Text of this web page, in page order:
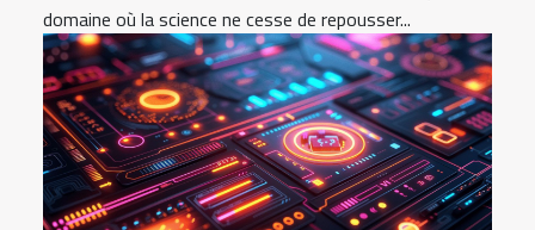
domaine où la science ne cesse de repousser...